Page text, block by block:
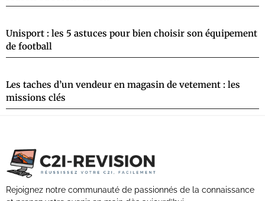
Unisport : les 5 astuces pour bien choisir son équipement
de football
Les taches d’un vendeur en magasin de vetement : les
missions clés
Rejoignez notre communauté de passionnés de la connaissance